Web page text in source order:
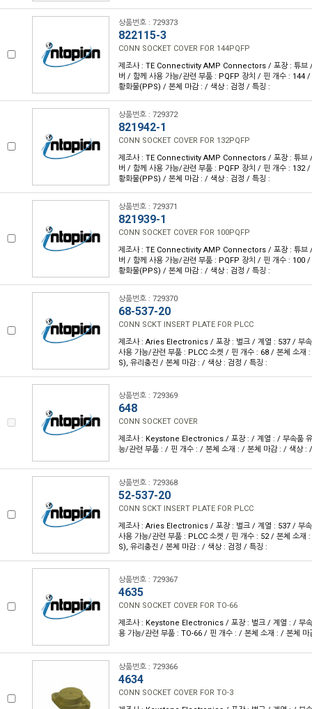
상품번호 : 729373
822115-3
CONN SOCKET COVER FOR 144PQFP
제조사 : TE Connectivity AMP Connectors / 포장 : 튜브
버 / 함께 사용 가능/관련 부품 : PQFP 장치 / 핀 개수 : 144 /
황화물(PPS) / 본체 마감 : / 색상 : 검정 / 특징 :
상품번호 : 729372
821942-1
CONN SOCKET COVER FOR 132PQFP
제조사 : TE Connectivity AMP Connectors / 포장 : 튜브
버 / 함께 사용 가능/관련 부품 : PQFP 장치 / 핀 개수 : 132 /
황화물(PPS) / 본체 마감 : / 색상 : 검정 / 특징 :
상품번호 : 729371
821939-1
CONN SOCKET COVER FOR 100PQFP
제조사 : TE Connectivity AMP Connectors / 포장 : 튜브
버 / 함께 사용 가능/관련 부품 : PQFP 장치 / 핀 개수 : 100 /
황화물(PPS) / 본체 마감 : / 색상 : 검정 / 특징 :
상품번호 : 729370
68-537-20
CONN SCKT INSERT PLATE FOR PLCC
제조사 : Aries Electronics / 포장 : 벌크 / 계열 : 537 / 부속
사용 가능/관련 부품 : PLCC 소켓 / 핀 개수 : 68 / 본체 소재
S), 유리충진 / 본체 마감 : / 색상 : 검정 / 특징 :
상품번호 : 729369
648
CONN SOCKET COVER
제조사 : Keystone Electronics / 포장 : / 계열 : / 부속품 유
능/관련 부품 : / 핀 개수 : / 본체 소재 : / 본체 마감 : / 색상 :
상품번호 : 729368
52-537-20
CONN SCKT INSERT PLATE FOR PLCC
제조사 : Aries Electronics / 포장 : 벌크 / 계열 : 537 / 부속
사용 가능/관련 부품 : PLCC 소켓 / 핀 개수 : 52 / 본체 소재
S), 유리충진 / 본체 마감 : / 색상 : 검정 / 특징 :
상품번호 : 729367
4635
CONN SOCKET COVER FOR TO-66
제조사 : Keystone Electronics / 포장 : 벌크 / 계열 : / 부속
용 가능/관련 부품 : TO-66 / 핀 개수 : / 본체 소재 : / 본체
상품번호 : 729366
4634
CONN SOCKET COVER FOR TO-3